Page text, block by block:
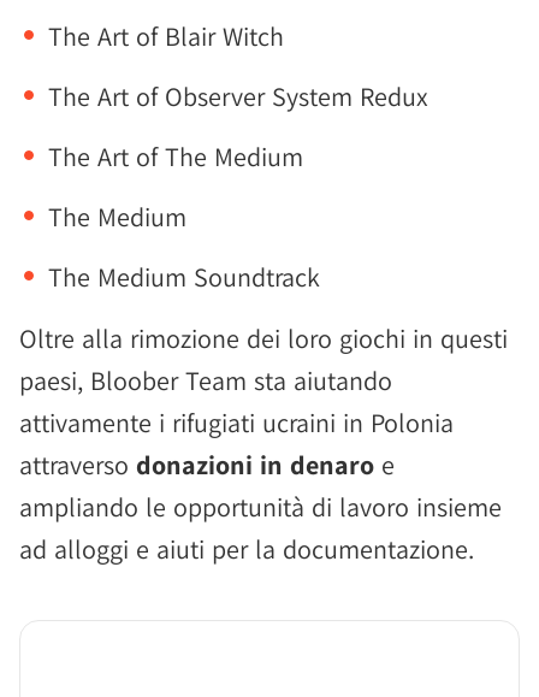
The Art of Blair Witch
The Art of Observer System Redux
The Art of The Medium
The Medium
The Medium Soundtrack
Oltre alla rimozione dei loro giochi in questi
paesi, Bloober Team sta aiutando
attivamente i rifugiati ucraini in Polonia
attraverso donazioni in denaro e
ampliando le opportunità di lavoro insieme
ad alloggi e aiuti per la documentazione.